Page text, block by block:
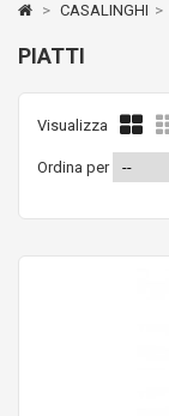
> CASALINGHI >
PIATTI
Visualizza
Ordina per